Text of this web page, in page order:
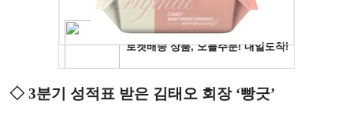
◇ 3분기 성적표 받은 김태오 회장 ‘빵긋’